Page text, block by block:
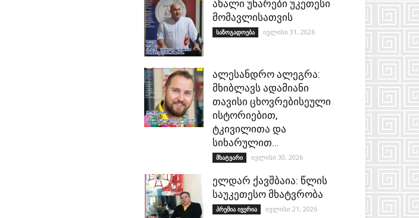
ახალი უნარები უკეთესი
მომავლისათვის
საზოგადოება ივლისი 31, 2026
ალესანდრო ალეგრა:
მხიბლავს ადამიანი
თავისი ცხოვრებისეული
ისტორიებით,
ტკივილითა და
სიხარულით…
მხატვარი ივლისი 30, 2026
ელდარ ქავშბაია: წლის
საუკეთესო მხატვრობა
პრემია ივერია ივლისი 21, 2026